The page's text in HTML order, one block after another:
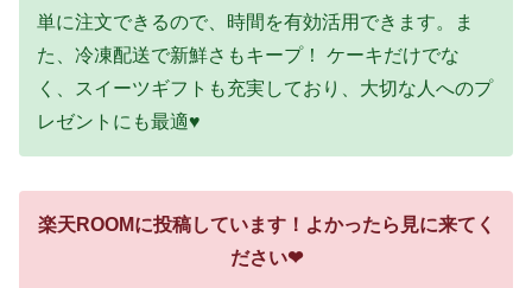
単に注文できるので、時間を有効活用できます。ま
た、冷凍配送で新鮮さもキープ！ ケーキだけでな
く、スイーツギフトも充実しており、大切な人へのプ
レゼントにも最適♥
楽天ROOMに投稿しています！よかったら見に来てく
ださい❤